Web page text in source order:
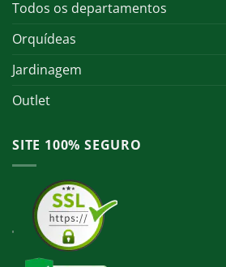
Todos os departamentos
Orquídeas
Jardinagem
Outlet
SITE 100% SEGURO